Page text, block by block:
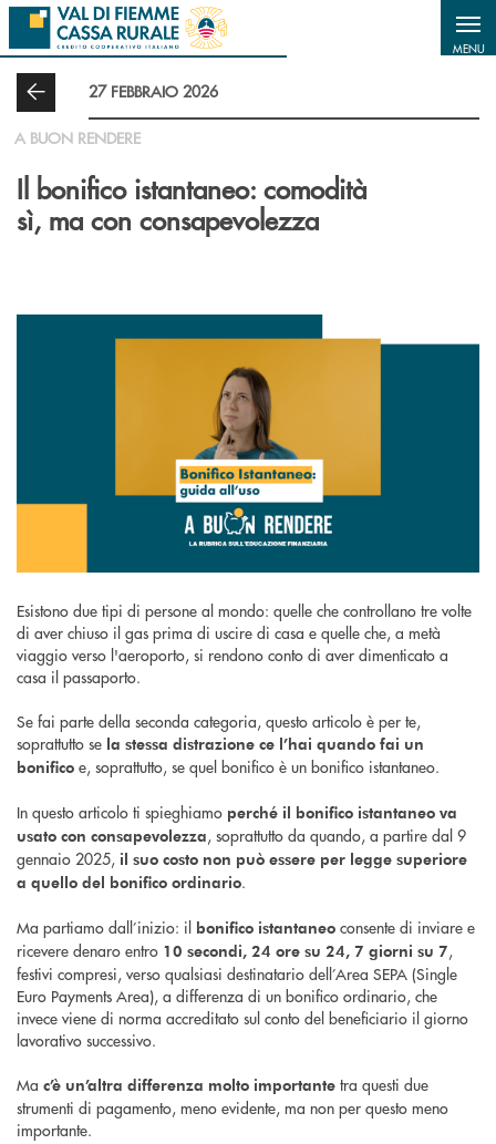
Salta al contenuto principale
MENU
27 FEBBRAIO 2026
A BUON RENDERE
Il bonifico istantaneo: comodità
sì, ma con consapevolezza
Esistono due tipi di persone al mondo: quelle che controllano tre volte
di aver chiuso il gas prima di uscire di casa e quelle che, a metà
viaggio verso l'aeroporto, si rendono conto di aver dimenticato a
casa il passaporto.
Se fai parte della seconda categoria, questo articolo è per te,
soprattutto se la stessa distrazione ce l’hai quando fai un
bonifico e, soprattutto, se quel bonifico è un bonifico istantaneo.
In questo articolo ti spieghiamo perché il bonifico istantaneo va
usato con consapevolezza, soprattutto da quando, a partire dal 9
gennaio 2025, il suo costo non può essere per legge superiore
a quello del bonifico ordinario.
Ma partiamo dall’inizio: il bonifico istantaneo consente di inviare e
ricevere denaro entro 10 secondi, 24 ore su 24, 7 giorni su 7,
festivi compresi, verso qualsiasi destinatario dell’Area SEPA (Single
Euro Payments Area), a differenza di un bonifico ordinario, che
invece viene di norma accreditato sul conto del beneficiario il giorno
lavorativo successivo.
Ma c’è un’altra differenza molto importante tra questi due
strumenti di pagamento, meno evidente, ma non per questo meno
importante.